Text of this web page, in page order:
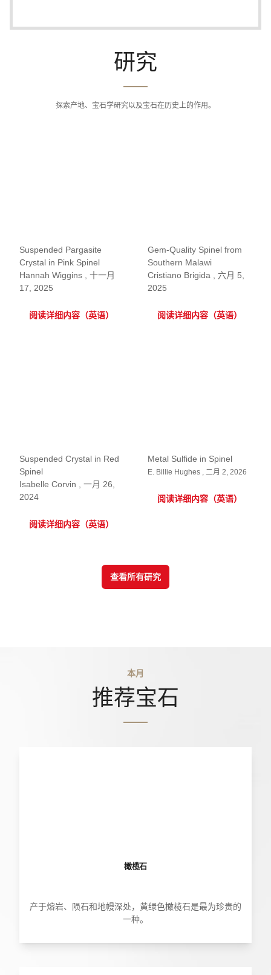
研究
探索产地、宝石学研究以及宝石在历史上的作用。
Suspended Pargasite
Crystal in Pink Spinel
Hannah Wiggins , 十一月
17, 2025
阅读详细内容（英语）
Gem-Quality Spinel from
Southern Malawi
Cristiano Brigida , 六月 5,
2025
阅读详细内容（英语）
Suspended Crystal in Red
Spinel
Isabelle Corvin , 一月 26,
2024
阅读详细内容（英语）
Metal Sulfide in Spinel
E. Billie Hughes , 二月 2, 2026
阅读详细内容（英语）
查看所有研究
本月
推荐宝石
橄榄石
产于熔岩、陨石和地幔深处，黄绿色橄榄石是最为珍贵的
一种。